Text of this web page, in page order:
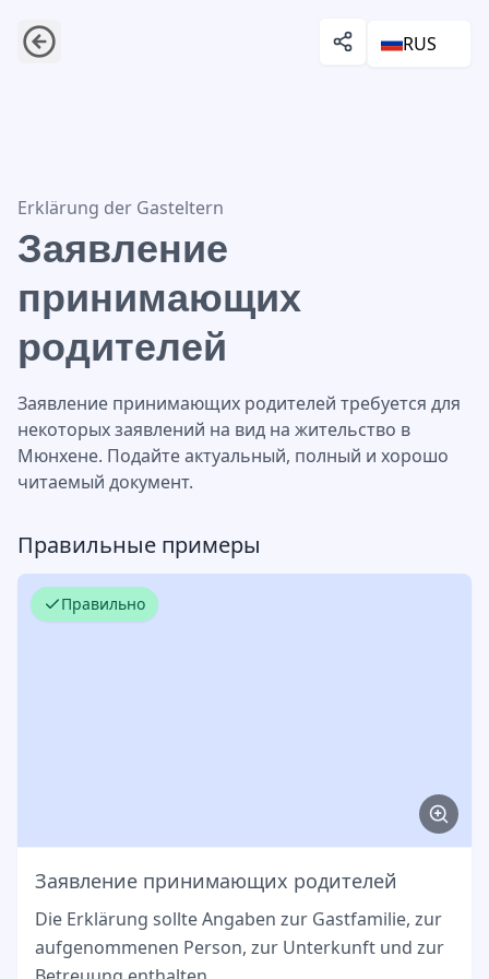
RUS
Заявление принимающих родителей
Erklärung der Gasteltern
Заявление
принимающих
родителей
Заявление принимающих родителей требуется для
некоторых заявлений на вид на жительство в
Мюнхене. Подайте актуальный, полный и хорошо
читаемый документ.
Правильные примеры
Правильно
Заявление принимающих родителей
Die Erklärung sollte Angaben zur Gastfamilie, zur
aufgenommenen Person, zur Unterkunft und zur